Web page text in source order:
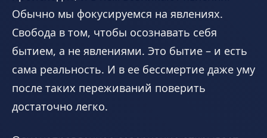
Обычно мы фокусируемся на явлениях.
Свобода в том, чтобы осознавать себя
бытием, а не явлениями. Это бытие – и есть
сама реальность. И в ее бессмертие даже уму
после таких переживаний поверить
достаточно легко.